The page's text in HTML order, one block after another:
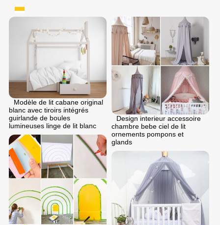
Modèle de lit cabane original
blanc avec tiroirs intégrés
guirlande de boules
lumineuses linge de lit blanc
Design interieur accessoire
chambre bebe ciel de lit
ornements pompons et
glands